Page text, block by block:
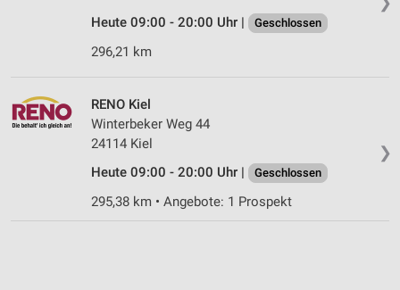
Heute 09:00 - 20:00 Uhr |
Geschlossen
296,21 km
❯
RENO Kiel
Winterbeker Weg 44
24114 Kiel
Heute 09:00 - 20:00 Uhr |
Geschlossen
295,38 km • Angebote: 1 Prospekt